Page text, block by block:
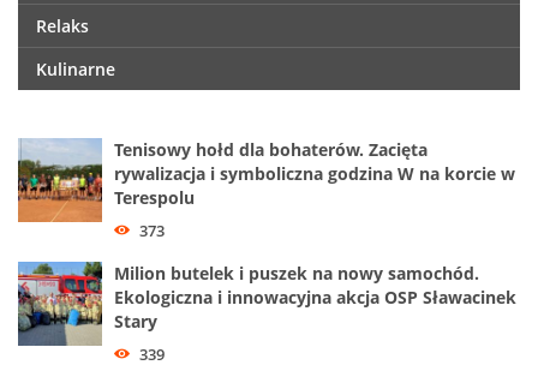
Relaks
Kulinarne
Tenisowy hołd dla bohaterów. Zacięta
rywalizacja i symboliczna godzina W na korcie w
Terespolu
373
Milion butelek i puszek na nowy samochód.
Ekologiczna i innowacyjna akcja OSP Sławacinek
Stary
339